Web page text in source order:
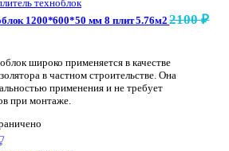
1200*600*50 мм 8 плит 5.76м22100₽
широко применяется в качестве
в частном строительстве. Она
применения и не требует
при монтаже.